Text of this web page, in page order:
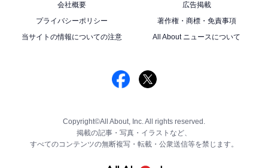
会社概要
広告掲載
プライバシーポリシー
著作権・商標・免責事項
当サイトの情報についての注意
All About ニュースについて
Copyright©All About, Inc. All rights reserved.
掲載の記事・写真・イラストなど、
すべてのコンテンツの無断複写・転載・公衆送信等を禁じます。